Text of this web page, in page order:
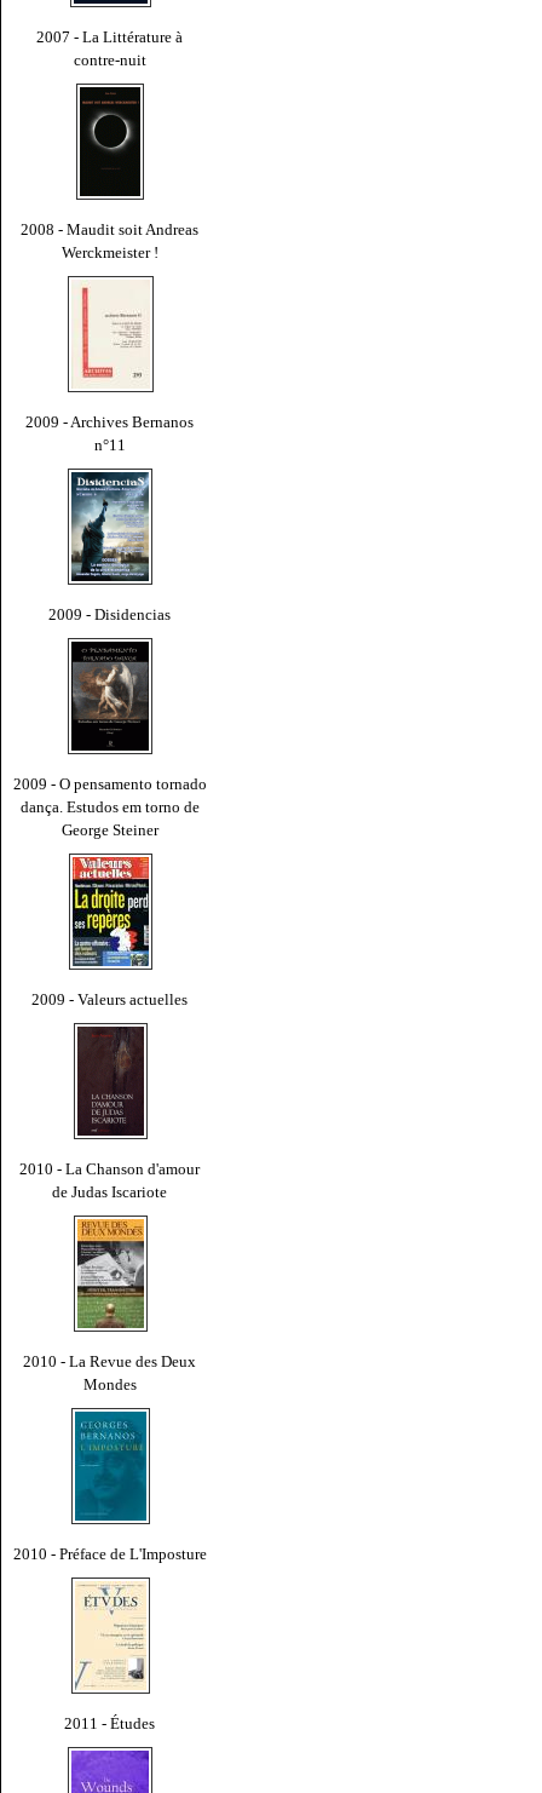
2007 - La Littérature à
contre-nuit
2008 - Maudit soit Andreas
Werckmeister !
2009 - Archives Bernanos
n°11
2009 - Disidencias
2009 - O pensamento tornado
dança. Estudos em torno de
George Steiner
2009 - Valeurs actuelles
2010 - La Chanson d'amour
de Judas Iscariote
2010 - La Revue des Deux
Mondes
2010 - Préface de L'Imposture
2011 - Études